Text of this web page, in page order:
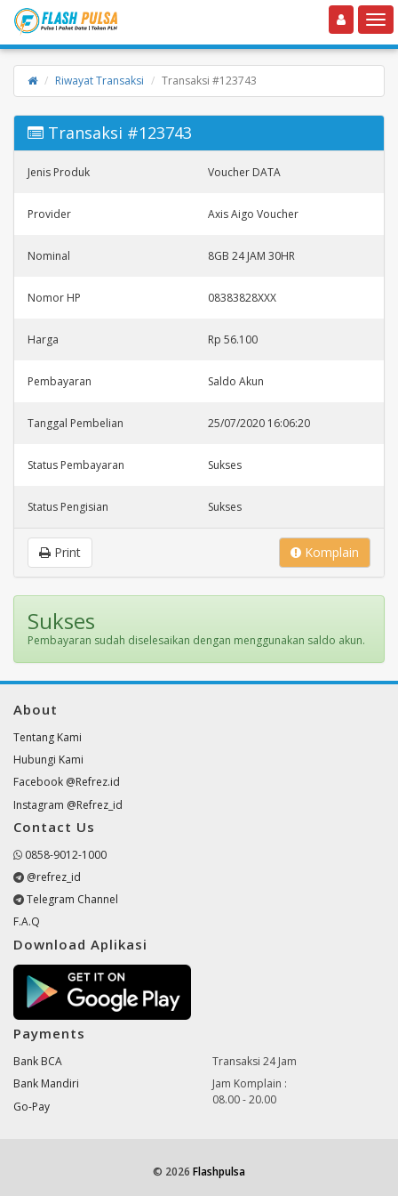
Toggle navigation
Riwayat Transaksi Transaksi #123743
Transaksi #123743
Jenis Produk Voucher DATA
Provider Axis Aigo Voucher
Nominal 8GB 24 JAM 30HR
Nomor HP 08383828XXX
Harga Rp 56.100
Pembayaran Saldo Akun
Tanggal Pembelian 25/07/2020 16:06:20
Status Pembayaran Sukses
Status Pengisian Sukses
Komplain
Print
Sukses
Pembayaran sudah diselesaikan dengan menggunakan saldo akun.
About
Tentang Kami
Hubungi Kami
Facebook @Refrez.id
Instagram @Refrez_id
Contact Us
0858-9012-1000
@refrez_id
Telegram Channel
F.A.Q
Download Aplikasi
Payments
Bank BCA
Bank Mandiri
Go-Pay
Transaksi 24 Jam
Jam Komplain :
08.00 - 20.00
© 2026 Flashpulsa